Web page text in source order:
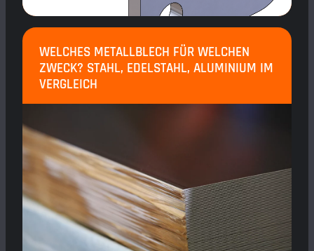
WELCHES METALLBLECH FÜR WELCHEN
ZWECK? STAHL, EDELSTAHL, ALUMINIUM IM
VERGLEICH